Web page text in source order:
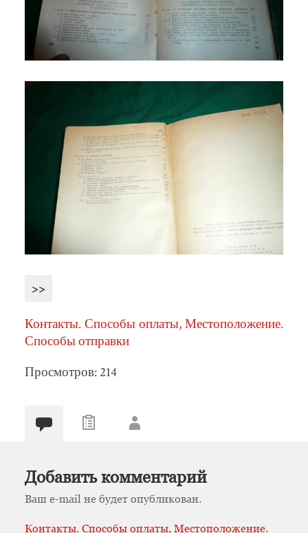
>>
Контакты. Способы оплаты, Местоположение.
Способы отправки
Просмотров: 214
Добавить комментарий
Ваш e-mail не будет опубликован.
Контакты. Способы оплаты, Местоположение.